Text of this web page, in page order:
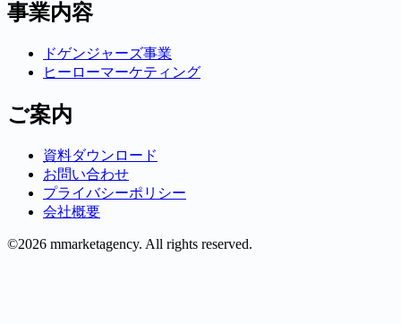
事業内容
ドゲンジャーズ事業
ヒーローマーケティング
ご案内
資料ダウンロード
お問い合わせ
プライバシーポリシー
会社概要
©2026 mmarketagency. All rights reserved.